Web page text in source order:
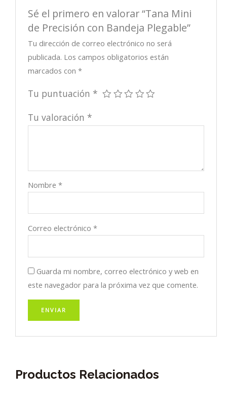
Sé el primero en valorar “Tana Mini
de Precisión con Bandeja Plegable”
Tu dirección de correo electrónico no será
publicada. Los campos obligatorios están
marcados con*
Tu puntuación *
Tu valoración *
Nombre*
Correo electrónico*
Guarda mi nombre, correo electrónico y web en
este navegador para la próxima vez que comente.
Productos Relacionados